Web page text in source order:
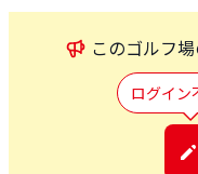
このゴルフ場
ログイン